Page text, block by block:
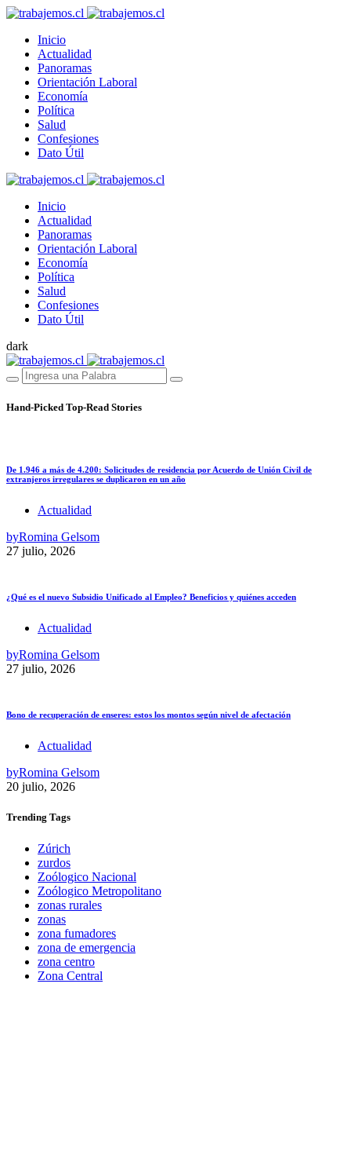
Inicio
Actualidad
Panoramas
Orientación Laboral
Economía
Política
Salud
Confesiones
Dato Útil
Inicio
Actualidad
Panoramas
Orientación Laboral
Economía
Política
Salud
Confesiones
Dato Útil
dark
Hand-Picked Top-Read Stories
De 1.946 a más de 4.200: Solicitudes de residencia por Acuerdo de Unión Civil de
extranjeros irregulares se duplicaron en un año
Actualidad
byRomina Gelsom
27 julio, 2026
¿Qué es el nuevo Subsidio Unificado al Empleo? Beneficios y quiénes acceden
Actualidad
byRomina Gelsom
27 julio, 2026
Bono de recuperación de enseres: estos los montos según nivel de afectación
Actualidad
byRomina Gelsom
20 julio, 2026
Trending Tags
Zúrich
zurdos
Zoólogico Nacional
Zoólogico Metropolitano
zonas rurales
zonas
zona fumadores
zona de emergencia
zona centro
Zona Central